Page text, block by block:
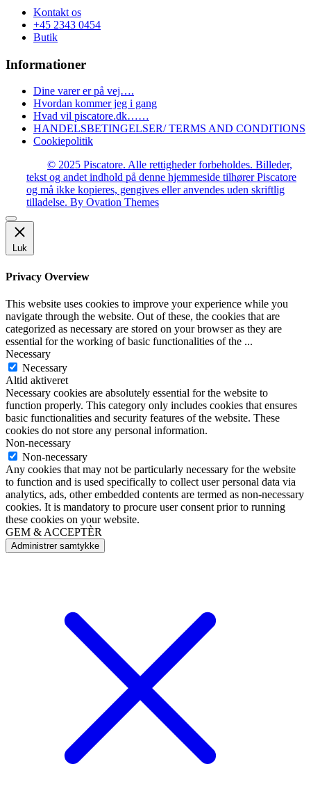
Kontakt os
+45 2343 0454
Butik
Informationer
Dine varer er på vej….
Hvordan kommer jeg i gang
Hvad vil piscatore.dk……
HANDELSBETINGELSER/ TERMS AND CONDITIONS
Cookiepolitik
© 2025 Piscatore. Alle rettigheder forbeholdes. Billeder,
tekst og andet indhold på denne hjemmeside tilhører Piscatore
og må ikke kopieres, gengives eller anvendes uden skriftlig
tilladelse. By Ovation Themes
Luk
Privacy Overview
This website uses cookies to improve your experience while you
navigate through the website. Out of these, the cookies that are
categorized as necessary are stored on your browser as they are
essential for the working of basic functionalities of the ...
Necessary
Necessary
Altid aktiveret
Necessary cookies are absolutely essential for the website to
function properly. This category only includes cookies that ensures
basic functionalities and security features of the website. These
cookies do not store any personal information.
Non-necessary
Non-necessary
Any cookies that may not be particularly necessary for the website
to function and is used specifically to collect user personal data via
analytics, ads, other embedded contents are termed as non-necessary
cookies. It is mandatory to procure user consent prior to running
these cookies on your website.
GEM & ACCEPTÈR
Administrer samtykke